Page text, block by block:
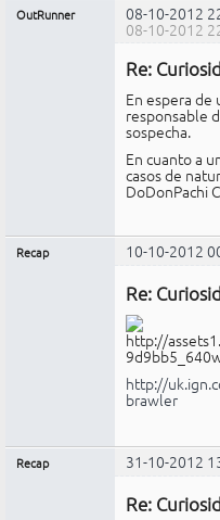
OutRunner 08-10-2012
08-10-2012
Re:
En espera
responsable
sospecha.
En cuanto a
casos de
DoDonPachi
Recap 10-10-2012
Re:
http://
brawler
Recap 31-10-2012
Re: